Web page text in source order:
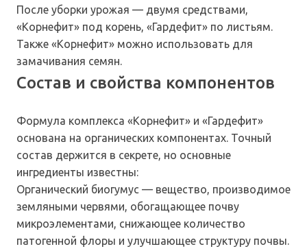
После уборки урожая — двумя средствами,
«Корнефит» под корень, «Гардефит» по листьям.
Также «Корнефит» можно использовать для
замачивания семян.
Состав и свойства компонентов
Формула комплекса «Корнефит» и «Гардефит»
основана на органических компонентах. Точный
состав держится в секрете, но основные
ингредиенты известны:
Органический биогумус — вещество, производимое
земляными червями, обогащающее почву
микроэлементами, снижающее количество
патогенной флоры и улучшающее структуру почвы.